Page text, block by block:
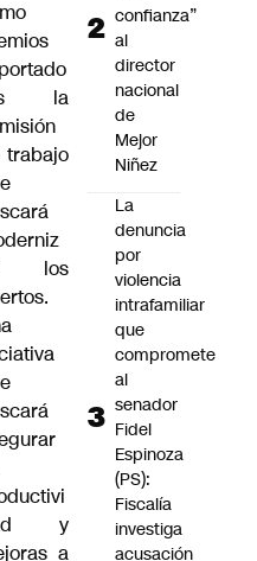
la
trabajo
los
y
a
confianza”
al
director
nacional
de
Mejor
Niñez
La
denuncia
por
violencia
intrafamiliar
que
compromete
al
senador
Fidel
Espinoza
(PS):
Fiscalía
investiga
acusación